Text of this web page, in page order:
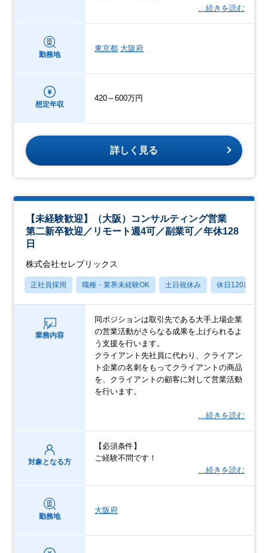
…続きを読む
勤務地
東京都 大阪府
想定年収
420～600万円
詳しく見る
【未経験歓迎】（大阪）コンサルティング営業
第二新卒歓迎／リモート週4可／副業可／年休128
日
株式会社セレブリックス
正社員採用 職種・業界未経験OK 土日祝休み 休日120日以上
業務内容
同ポジションは取引先である大手上場企業
の営業活動がさらなる成果を上げられるよ
う支援を行います。
クライアント先社員に代わり、クライアン
ト企業の名刺をもってクライアントの商品
を、クライアントの顧客に対して営業活動
を行います。
…続きを読む
対象となる方
【必須条件】
ご経験不問です！
…続きを読む
勤務地
大阪府